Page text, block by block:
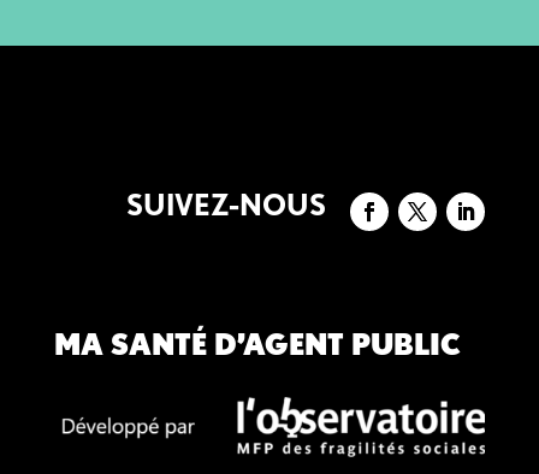
SUIVEZ-NOUS
MA SANTÉ D’AGENT PUBLIC